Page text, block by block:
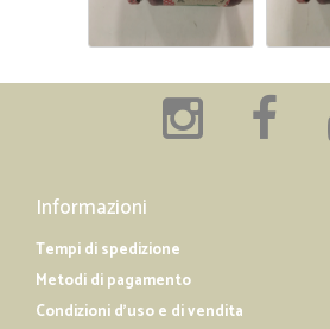
Informazioni
Tempi di spedizione
Metodi di pagamento
Condizioni d'uso e di vendita